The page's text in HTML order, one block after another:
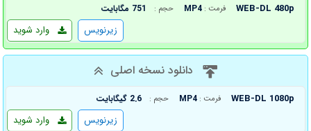
WEB-DL 480p فرمت : MP4 حجم : 751 مگابایت
وارد شوید زیرنویس
دانلود نسخه اصلی
WEB-DL 1080p فرمت : MP4 حجم : 2.6 گیگابایت
وارد شوید زیرنویس